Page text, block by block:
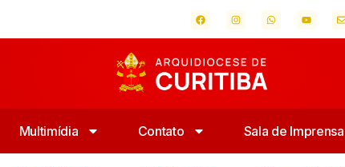
Multimídia Contato Sala de Imprensa